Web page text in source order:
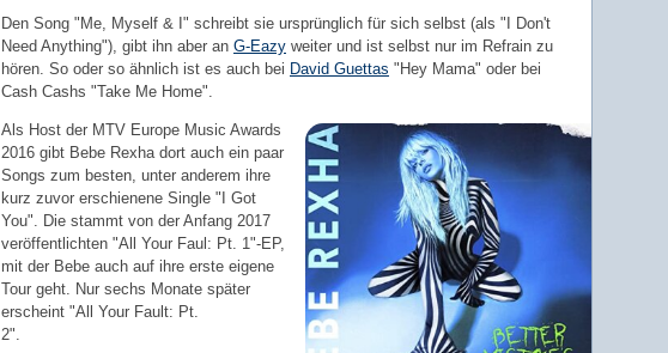
Den Song "Me, Myself & I" schreibt sie ursprünglich für sich selbst (als "I Don't
Need Anything"), gibt ihn aber an G-Eazy weiter und ist selbst nur im Refrain zu
hören. So oder so ähnlich ist es auch bei David Guettas "Hey Mama" oder bei
Cash Cashs "Take Me Home".
Als Host der MTV Europe Music Awards
2016 gibt Bebe Rexha dort auch ein paar
Songs zum besten, unter anderem ihre
kurz zuvor erschienene Single "I Got
You". Die stammt von der Anfang 2017
veröffentlichten "All Your Faul: Pt. 1"-EP,
mit der Bebe auch auf ihre erste eigene
Tour geht. Nur sechs Monate später
erscheint "All Your Fault: Pt.
2".